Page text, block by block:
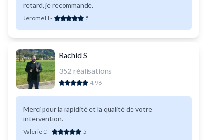
retard, je recommande.
Jerome H - 5
Rachid S
352 réalisations
4.96
Merci pour la rapidité et la qualité de votre
intervention.
Valerie C- 5